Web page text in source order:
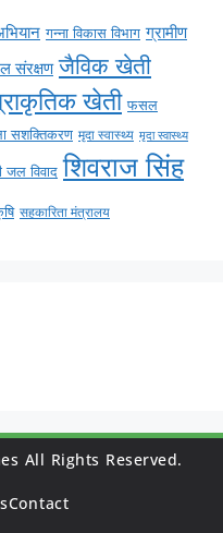
गन्ना विकास विभाग ग्रामीण
संरक्षण जैविक खेती
खेती फसल
सशक्तिकरण मृदा स्वास्थ्य मृदा स्वास्थ्य
जल विवाद शिवराज सिंह
सहकारिता मंत्रालय
All Rights Reserved.
Contact